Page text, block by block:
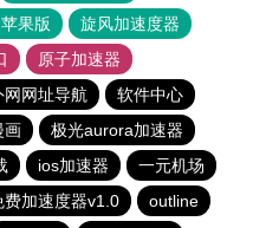
果版
旋风加速度器
原子加速器
网网址导航
软件中心
画
极光aurora加速器
ios加速器
一元机场
费加速度器v1.0
outline